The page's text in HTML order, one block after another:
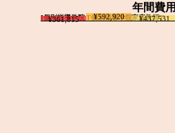
年間費用
I個別指導学院
¥361,815 T個別指導学院
¥592,920 家庭教師T
¥437,531